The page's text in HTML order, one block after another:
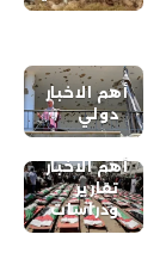
أهم الاخبار
دولي
أهم الاخبار
تقارير
ودراسات